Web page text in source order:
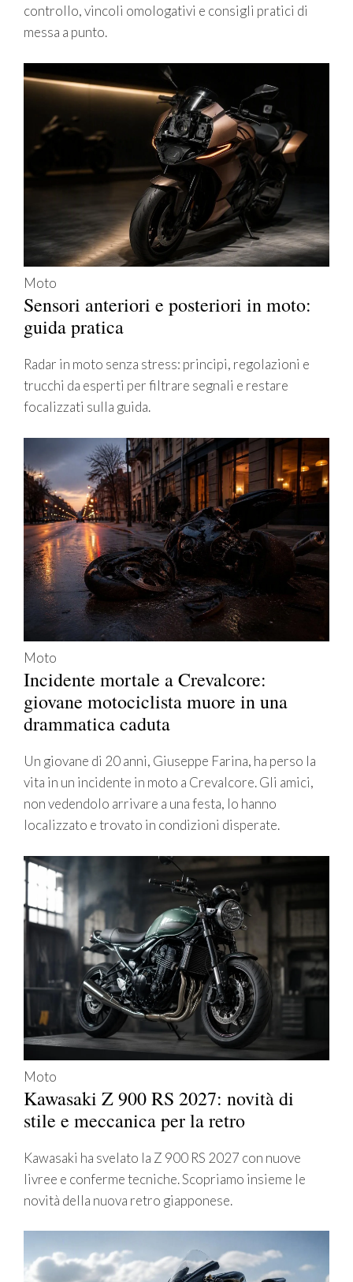
controllo, vincoli omologativi e consigli pratici di
messa a punto.
Moto
Sensori anteriori e posteriori in moto:
guida pratica
Radar in moto senza stress: principi, regolazioni e
trucchi da esperti per filtrare segnali e restare
focalizzati sulla guida.
Moto
Incidente mortale a Crevalcore:
giovane motociclista muore in una
drammatica caduta
Un giovane di 20 anni, Giuseppe Farina, ha perso la
vita in un incidente in moto a Crevalcore. Gli amici,
non vedendolo arrivare a una festa, lo hanno
localizzato e trovato in condizioni disperate.
Moto
Kawasaki Z 900 RS 2027: novità di
stile e meccanica per la retro
Kawasaki ha svelato la Z 900 RS 2027 con nuove
livree e conferme tecniche. Scopriamo insieme le
novità della nuova retro giapponese.